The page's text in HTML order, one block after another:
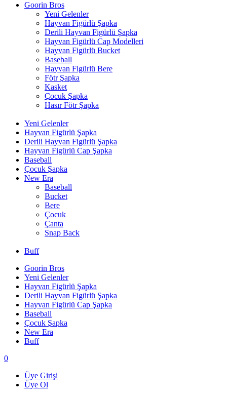
Goorin Bros
Yeni Gelenler
Hayvan Figürlü Şapka
Derili Hayvan Figürlü Şapka
Hayvan Figürlü Cap Modelleri
Hayvan Figürlü Bucket
Baseball
Hayvan Figürlü Bere
Fötr Şapka
Kasket
Çocuk Şapka
Hasır Fötr Şapka
Yeni Gelenler
Hayvan Figürlü Şapka
Derili Hayvan Figürlü Şapka
Hayvan Figürlü Cap Şapka
Baseball
Çocuk Şapka
New Era
Baseball
Bucket
Bere
Çocuk
Çanta
Snap Back
Buff
Goorin Bros
Yeni Gelenler
Hayvan Figürlü Şapka
Derili Hayvan Figürlü Şapka
Hayvan Figürlü Cap Şapka
Baseball
Çocuk Şapka
New Era
Buff
0
Üye Girişi
Üye Ol